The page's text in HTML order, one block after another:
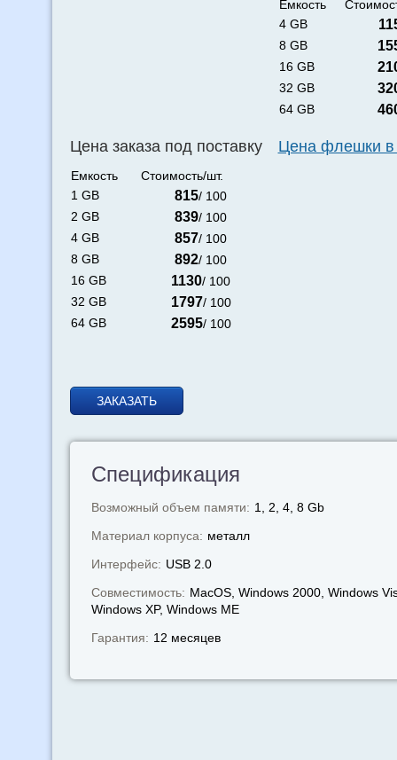
Цена заказа под поставку
Емкость
Стоимость/шт.
1 GB
815/ 100
2 GB
839/ 100
4 GB
857/ 100
8 GB
892/ 100
16 GB
1130/ 100
32 GB
1797/ 100
64 GB
2595/ 100
Емкость
4 GB
8 GB
16 GB
32 GB
64 GB
Цена флешки в
ЗАКАЗАТЬ
Спецификация
Возможный объем памяти: 1, 2, 4, 8 Gb
Материал корпуса: металл
Интерфейс: USB 2.0
Совместимость: MacOS, Windows 2000, Windows
Windows XP, Windows МЕ
Гарантия: 12 месяцев